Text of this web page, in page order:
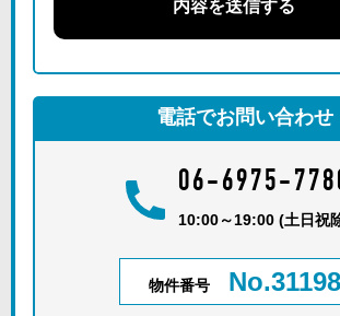
内容を送信する
電話でお問い合わせ
06-6975-
10:00～19:00 (土日祝
物件番号 No.31198